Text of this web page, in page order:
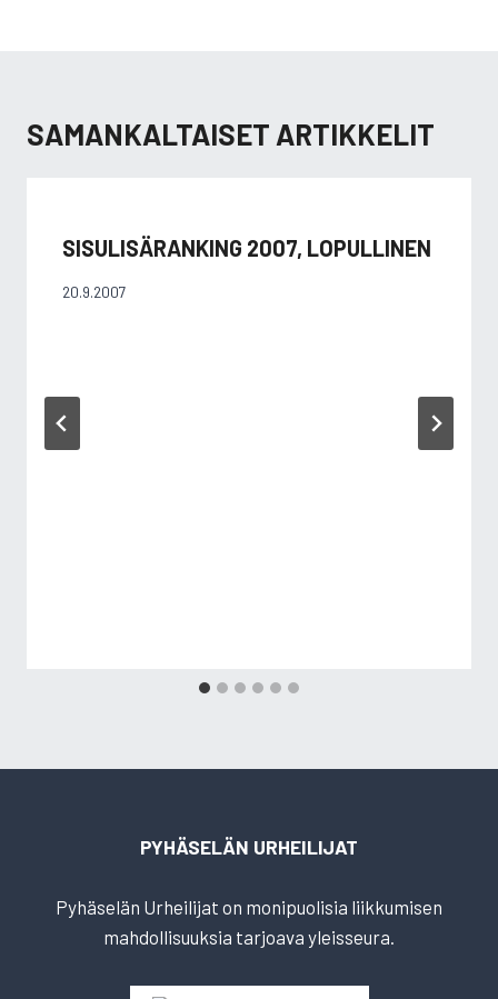
SAMANKALTAISET ARTIKKELIT
SISULISÄRANKING 2007, LOPULLINEN
20.9.2007
PYHÄSELÄN URHEILIJAT
Pyhäselän Urheilijat on monipuolisia liikkumisen
mahdollisuuksia tarjoava yleisseura.